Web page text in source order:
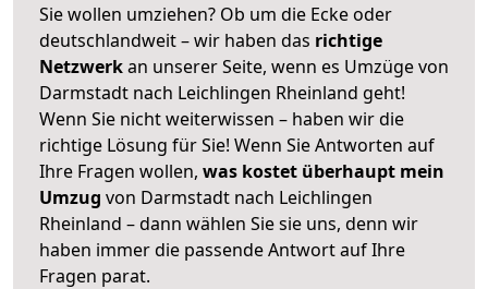
Sie wollen umziehen? Ob um die Ecke oder
deutschlandweit – wir haben das richtige
Netzwerkan unserer Seite, wenn es Umzüge von
Darmstadt nach Leichlingen Rheinland geht!
Wenn Sie nicht weiterwissen – haben wir die
richtige Lösung für Sie! Wenn Sie Antworten auf
Ihre Fragen wollen, was kostet überhaupt mein
Umzug von Darmstadt nach Leichlingen
Rheinland – dann wählen Sie sie uns, denn wir
haben immer die passende Antwort auf Ihre
Fragen parat.